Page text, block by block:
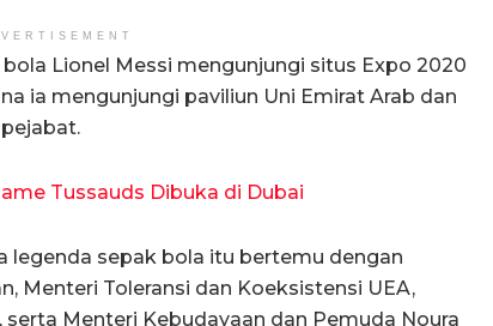
Lionel Messi mengunjungi situs Expo 2020
ia mengunjungi paviliun Uni Emirat Arab dan
Tussauds Dibuka di Dubai
legenda sepak bola itu bertemu dengan
Menteri Toleransi dan Koeksistensi UEA,
Menteri Kebudayaan dan Pemuda Noura